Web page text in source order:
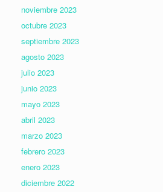
noviembre 2023
octubre 2023
septiembre 2023
agosto 2023
julio 2023
junio 2023
mayo 2023
abril 2023
marzo 2023
febrero 2023
enero 2023
diciembre 2022